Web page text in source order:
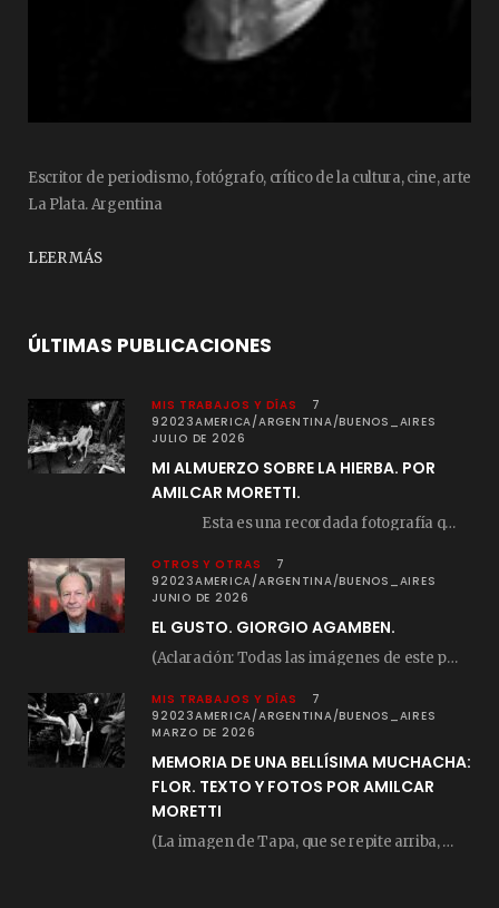
Escritor de periodismo, fotógrafo, crítico de la cultura, cine, arte
La Plata. Argentina
LEER MÁS
ÚLTIMAS PUBLICACIONES
MIS TRABAJOS Y DÍAS
7
92023AMERICA/ARGENTINA/BUENOS_AIRES
JULIO DE 2026
MI ALMUERZO SOBRE LA HIERBA. POR
AMILCAR MORETTI.
Esta es una recordada fotografía que registré…
OTROS Y OTRAS
7
92023AMERICA/ARGENTINA/BUENOS_AIRES
JUNIO DE 2026
EL GUSTO. GIORGIO AGAMBEN.
(Aclaración: Todas las imágenes de este posteo fueron tomadas de Bloghemia.com, y todos los…
MIS TRABAJOS Y DÍAS
7
92023AMERICA/ARGENTINA/BUENOS_AIRES
MARZO DE 2026
MEMORIA DE UNA BELLÍSIMA MUCHACHA:
FLOR. TEXTO Y FOTOS POR AMILCAR
MORETTI
(La imagen de Tapa, que se repite arriba, fue compuesta por Amilcar Moretti el viernes…